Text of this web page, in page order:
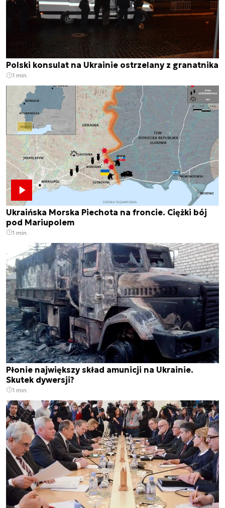
Polski konsulat na Ukrainie ostrzelany z granatnika
1 min.
Ukraińska Morska Piechota na froncie. Ciężki bój
pod Mariupolem
1 min.
Płonie największy skład amunicji na Ukrainie.
Skutek dywersji?
1 min.